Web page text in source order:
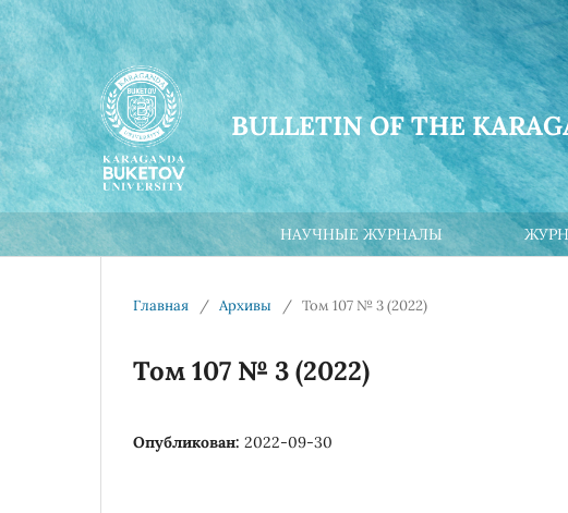
BULLETIN OF THE
НАУЧНЫЕ ЖУРНАЛЫ
Главная / Архивы / Том 107 № 3 (2022)
Том 107 № 3 (2022)
Опубликован: 2022-09-30